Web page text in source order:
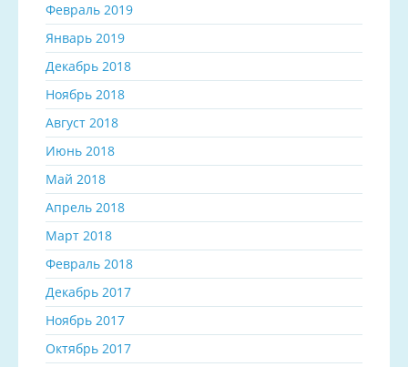
Февраль 2019
Январь 2019
Декабрь 2018
Ноябрь 2018
Август 2018
Июнь 2018
Май 2018
Апрель 2018
Март 2018
Февраль 2018
Декабрь 2017
Ноябрь 2017
Октябрь 2017